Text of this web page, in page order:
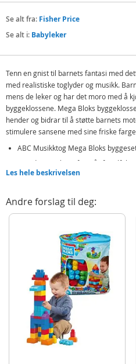
Se alt fra: Fisher Price
Se alt i: Babyleker
Tenn en gnist til barnets fantasi med
med realistiske toglyder og musikk.
mens de leker og har det moro med å
byggeklossene. Mega Bloks
hender og bidrar til å støtte barnets
stimulere sansene med sine friske
ABC Musikktog Mega Bloks
Introduserer barn fra 1 år for
De store klossene sitter godt i små
Kombiner gjerne med andre Mega
1 Fisher Price Mega Bloks
Batteribehov: 1 x AAA-batterier
Alder: fra 1 år
Produktdetaljer
Les hele beskrivelsen
Andre forslag til deg: